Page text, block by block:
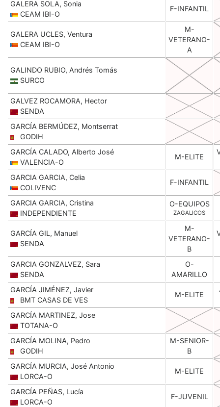
GALERA SOLA, Sonia
CEAM IBI-O
F-INFANTIL
GALERA UCLES, Ventura
CEAM IBI-O
M-
VETERANO-
A
GALINDO RUBIO, Andrés Tomás
SURCO
GALVEZ ROCAMORA, Hector
SENDA
GARCÍA BERMÚDEZ, Montserrat
GODIH
GARCÍA CALADO, Alberto José
VALENCIA-O
M-ELITE
GARCIA GARCIA, Celia
COLIVENC
F-INFANTIL
GARCIA GARCIA, Cristina
INDEPENDIENTE
O-EQUIPOS
ZAGALICOS
GARCÍA GIL, Manuel
SENDA
M-
VETERANO-
B
GARCIA GONZALVEZ, Sara
SENDA
O-
AMARILLO
GARCÍA JIMÉNEZ, Javier
BMT CASAS DE VES
M-ELITE
GARCÍA MARTINEZ, Jose
TOTANA-O
GARCÍA MOLINA, Pedro
GODIH
M-SENIOR-
B
GARCÍA MURCIA, José Antonio
LORCA-O
M-ELITE
GARCÍA PEÑAS, Lucía
LORCA-O
F-JUVENIL